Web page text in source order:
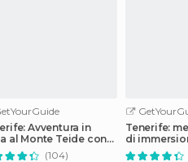
Avventura in
al Monte Teide con
(104)
Tenerife:
di
Abades